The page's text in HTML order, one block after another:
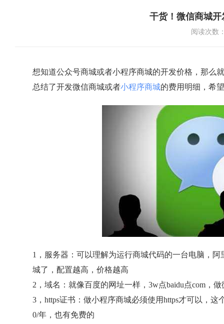
干货！微信商城
阅读次数
想知道公众号商城或者小程序商城的开发价格，那么
总结了开发微信商城或者小程序商城的费用明细，希
1，服务器：可以理解为运行商城代码的一台电脑，
城了，配置越高，价格越高
2，域名：就像百度的网址一样，3w点baidu点com，
3，https证书：做小程序商城必须使用https才可以，
0/年，也有免费的